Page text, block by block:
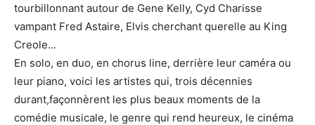
tourbillonnant autour de Gene Kelly, Cyd Charisse
vampant Fred Astaire, Elvis cherchant querelle au King
Creole...
En solo, en duo, en chorus line, derrière leur caméra ou
leur piano, voici les artistes qui, trois décennies
durant,façonnèrent les plus beaux moments de la
comédie musicale, le genre qui rend heureux, le cinéma